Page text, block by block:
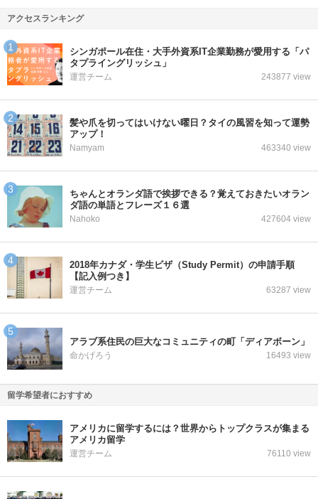
アクセスランキング
シンガポール在住・大手外資系IT企業勤務が愛用する「パ
タプライングリッシュ」
運営チーム 243877 view
髪や爪を切ってはいけない曜日？タイの風習を知って運勢
アップ！
Namyam 463340 view
ちゃんとオランダ語で挨拶できる？覚えておきたいオラン
ダ語の単語とフレーズ１６選
Nahoko 427604 view
2018年カナダ・学生ビザ（Study Permit）の申請手順
【記入例つき】
運営チーム 63287 view
アラブ系住民の巨大なコミュニティの町「ディアボーン」
命かげろう 16493 view
留学希望者におすすめ
アメリカに留学するには？世界からトップクラスが集まる
アメリカ留学
運営チーム 76110 view